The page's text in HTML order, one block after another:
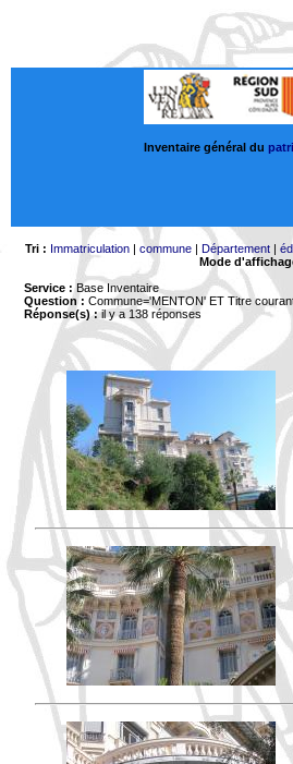
Inventaire général du
Tri : Immatriculation| commune| Département|
Mode
Service : Base Inventaire
Question : Commune='MENTON' ET Titre
Réponse(s) :il y a 138 réponses